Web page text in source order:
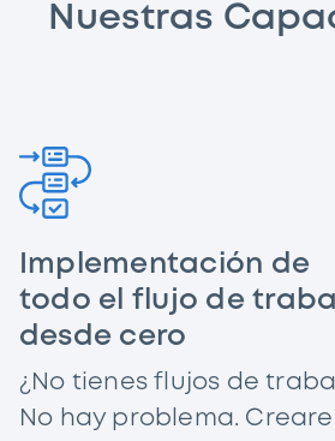
Nuestras
Implementación de
todo el flujo de
desde cero
¿No tienes flujos de
No hay problema.